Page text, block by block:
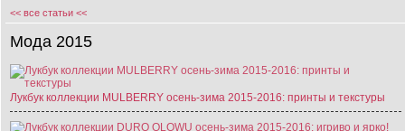
<< все статьи <<
Мода 2015
Лукбук коллекции MULBERRY осень-зима 2015-2016: принты и текстуры